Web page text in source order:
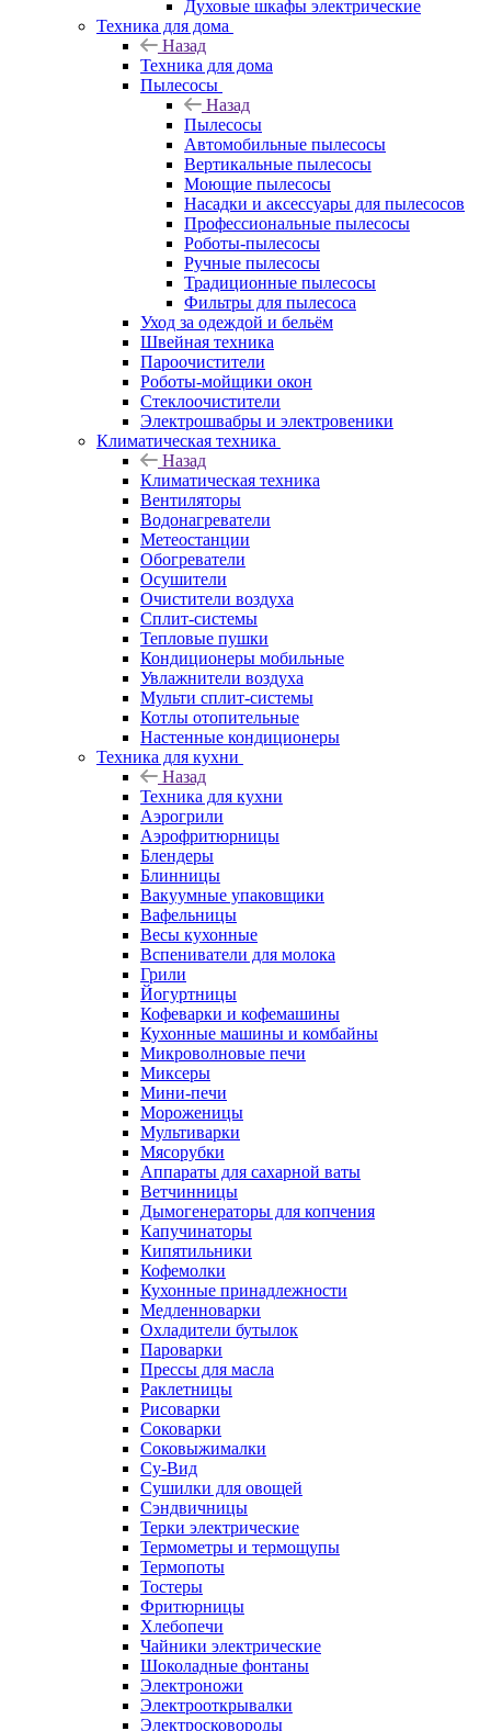
Духовые шкафы электрические
Техника для дома
Назад
Техника для дома
Пылесосы
Назад
Пылесосы
Автомобильные пылесосы
Вертикальные пылесосы
Моющие пылесосы
Насадки и аксессуары для пылесосов
Профессиональные пылесосы
Роботы-пылесосы
Ручные пылесосы
Традиционные пылесосы
Фильтры для пылесоса
Уход за одеждой и бельём
Швейная техника
Пароочистители
Роботы-мойщики окон
Стеклоочистители
Электрошвабры и электровеники
Климатическая техника
Назад
Климатическая техника
Вентиляторы
Водонагреватели
Метеостанции
Обогреватели
Осушители
Очистители воздуха
Сплит-системы
Тепловые пушки
Кондиционеры мобильные
Увлажнители воздуха
Мульти сплит-системы
Котлы отопительные
Настенные кондиционеры
Техника для кухни
Назад
Техника для кухни
Аэрогрили
Аэрофритюрницы
Блендеры
Блинницы
Вакуумные упаковщики
Вафельницы
Весы кухонные
Вспениватели для молока
Грили
Йогуртницы
Кофеварки и кофемашины
Кухонные машины и комбайны
Микроволновые печи
Миксеры
Мини-печи
Мороженицы
Мультиварки
Мясорубки
Аппараты для сахарной ваты
Ветчинницы
Дымогенераторы для копчения
Капучинаторы
Кипятильники
Кофемолки
Кухонные принадлежности
Медленноварки
Охладители бутылок
Пароварки
Прессы для масла
Раклетницы
Рисоварки
Соковарки
Соковыжималки
Су-Вид
Сушилки для овощей
Сэндвичницы
Терки электрические
Термометры и термощупы
Термопоты
Тостеры
Фритюрницы
Хлебопечи
Чайники электрические
Шоколадные фонтаны
Электроножи
Электрооткрывалки
Электросковороды